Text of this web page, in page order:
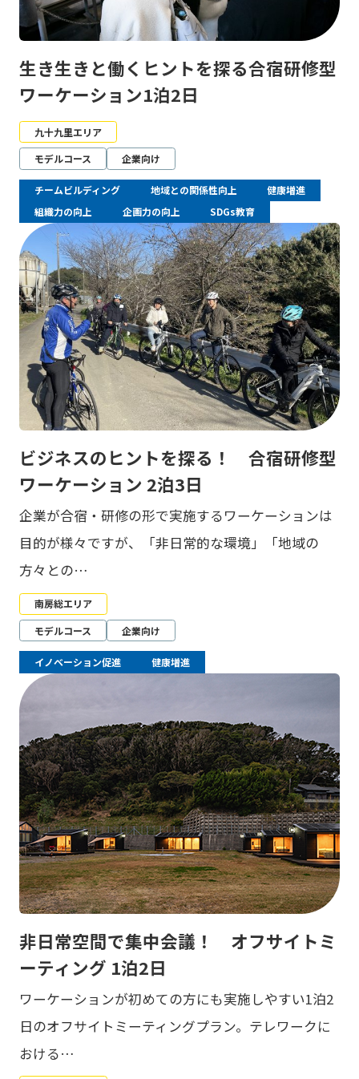
生き生きと働くヒントを探る合宿研修型
ワーケーション1泊2日
九十九里エリア
モデルコース
企業向け
チームビルディング 地域との関係性向上
健康増進
組織力の向上
企画力の向上 SDGs教育
ビジネスのヒントを探る！ 合宿研修型
ワーケーション 2泊3日
企業が合宿・研修の形で実施するワーケーションは
目的が様々ですが、「非日常的な環境」「地域の
方々との…
南房総エリア
モデルコース
企業向け
イノベーション促進 健康増進
非日常空間で集中会議！ オフサイトミ
ーティング 1泊2日
ワーケーションが初めての方にも実施しやすい1泊2
日のオフサイトミーティングプラン。テレワークに
おける…